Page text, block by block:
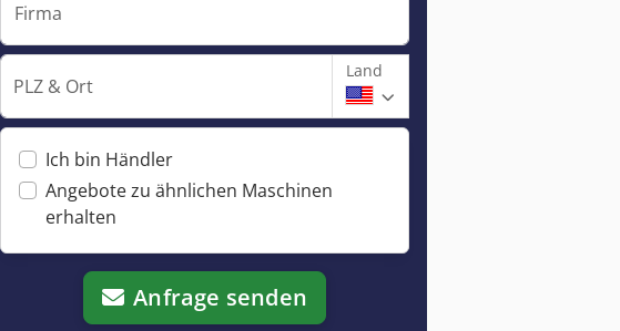
Firma
PLZ & Ort
Land
Ich bin Händler
Angebote zu ähnlichen Maschinen
erhalten
Anfrage senden